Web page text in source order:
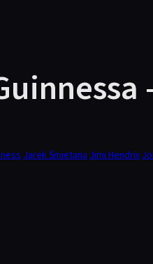
Jarek ŚmietanaJimi Hendrix